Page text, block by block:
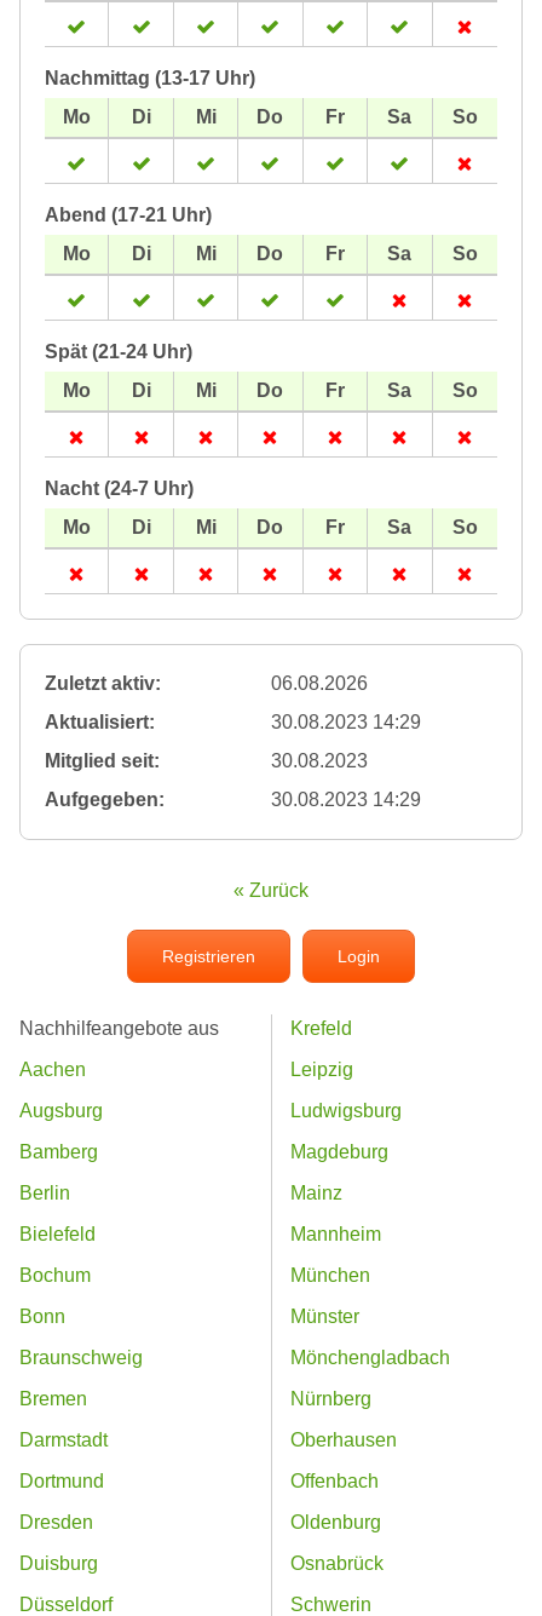
Nachmittag (13-17 Uhr)
Abend (17-21 Uhr)
Spät (21-24 Uhr)
Nacht (24-7 Uhr)
Zuletzt aktiv:
06.08.2026
Aktualisiert:
30.08.2023 14:29
Mitglied seit:
30.08.2023
Aufgegeben:
30.08.2023 14:29
« Zurück
Registrieren Login
Nachhilfeangebote aus
Aachen
Augsburg
Bamberg
Berlin
Bielefeld
Bochum
Bonn
Braunschweig
Bremen
Darmstadt
Dortmund
Dresden
Duisburg
Düsseldorf
Krefeld
Leipzig
Ludwigsburg
Magdeburg
Mainz
Mannheim
München
Münster
Mönchengladbach
Nürnberg
Oberhausen
Offenbach
Oldenburg
Osnabrück
Schwerin